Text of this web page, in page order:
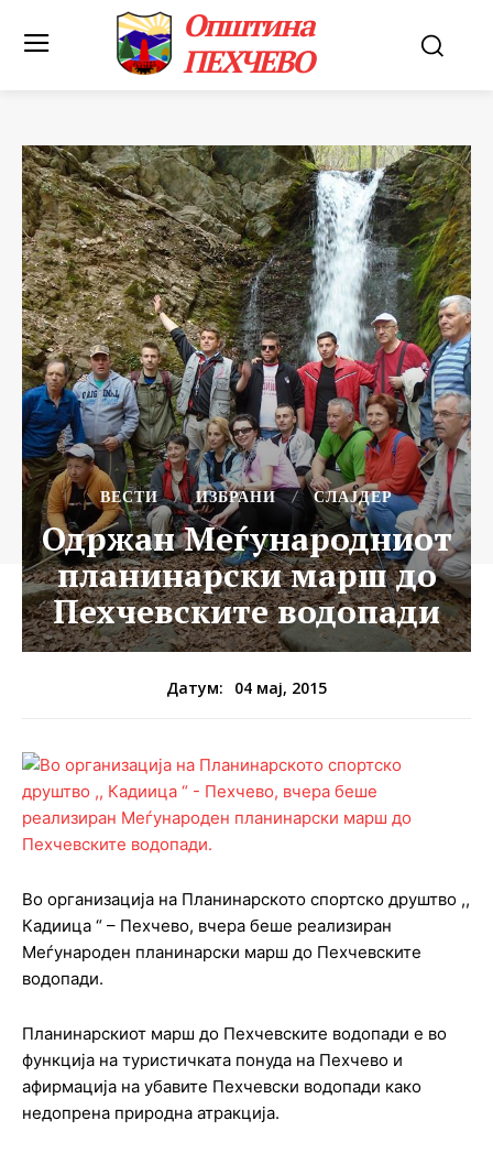
Општина
ПЕХЧЕВО
ВЕСТИ ИЗБРАНИ СЛАЈДЕР
Одржан Меѓународниот
планинарски марш до
Пехчевските водопади
Датум: 04 мај, 2015
Во организација на Планинарското спортско друштво ,,
Кадиица “ – Пехчево, вчера беше реализиран
Меѓународен планинарски марш до Пехчевските
водопади.
Планинарскиот марш до Пехчевските водопади е во
функција на туристичката понуда на Пехчево и
афирмација на убавите Пехчевски водопади како
недопрена природна атракција.